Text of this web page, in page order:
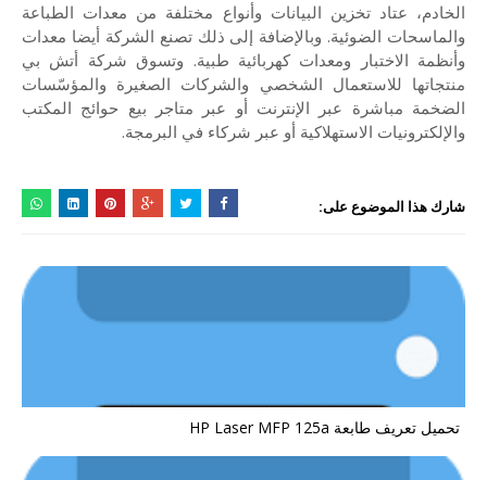
الخادم، عتاد تخزين البيانات وأنواع مختلفة من معدات الطباعة
والماسحات الضوئية. وبالإضافة إلى ذلك تصنع الشركة أيضا معدات
وأنظمة الاختبار ومعدات كهربائية طبية. وتسوق شركة أتش بي
منتجاتها للاستعمال الشخصي والشركات الصغيرة والمؤسّسات
الضخمة مباشرة عبر الإنترنت أو عبر متاجر بيع حوائج المكتب
والإلكترونيات الاستهلاكية أو عبر شركاء في البرمجة.
شارك هذا الموضوع على:
تحميل تعريف طابعة HP Laser MFP 125a